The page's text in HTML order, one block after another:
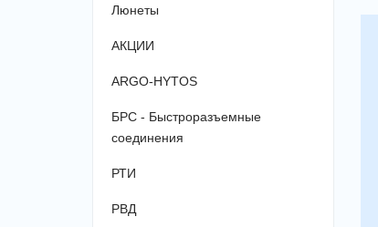
Люнеты
АКЦИИ
ARGO-HYTOS
БРС - Быстроразъемные
соединения
РТИ
РВД